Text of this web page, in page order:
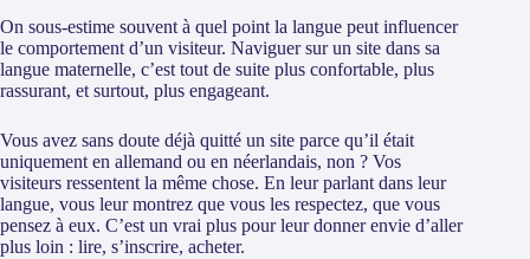
On sous-estime souvent à quel point la langue peut influencer
le comportement d’un visiteur. Naviguer sur un site dans sa
langue maternelle, c’est tout de suite plus confortable, plus
rassurant, et surtout, plus engageant.
Vous avez sans doute déjà quitté un site parce qu’il était
uniquement en allemand ou en néerlandais, non ? Vos
visiteurs ressentent la même chose. En leur parlant dans leur
langue, vous leur montrez que vous les respectez, que vous
pensez à eux. C’est un vrai plus pour leur donner envie d’aller
plus loin : lire, s’inscrire, acheter.